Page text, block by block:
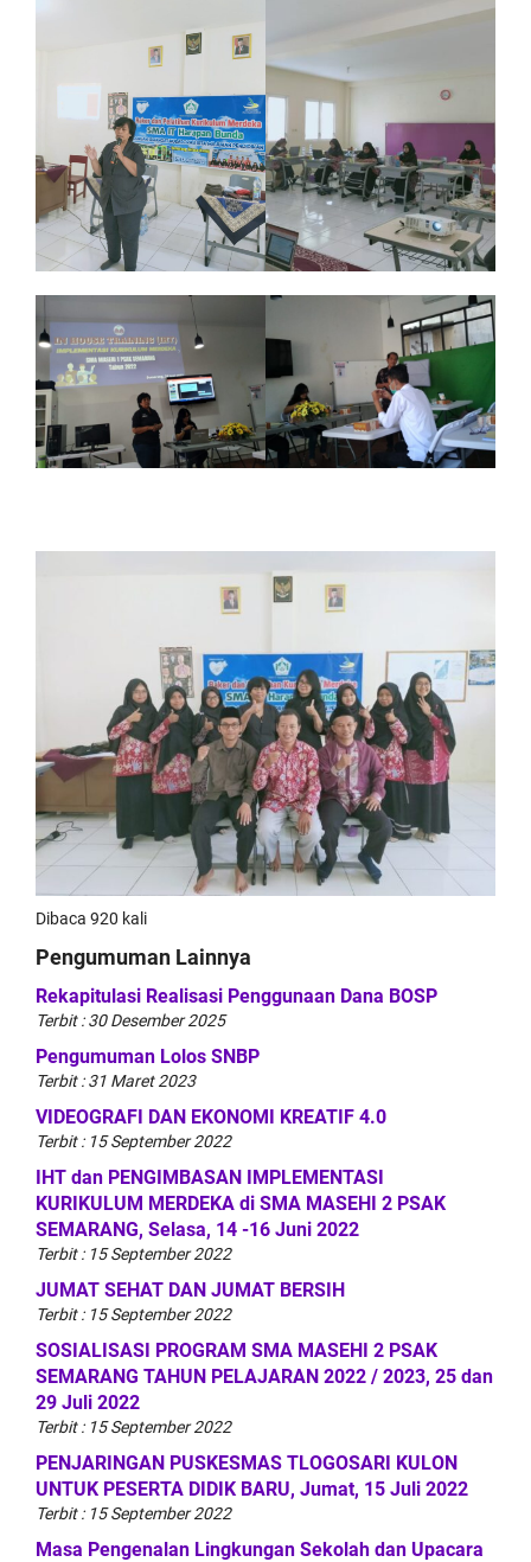
Dibaca 920 kali
Pengumuman Lainnya
Rekapitulasi Realisasi Penggunaan Dana BOSP
Terbit : 30 Desember 2025
Pengumuman Lolos SNBP
Terbit : 31 Maret 2023
VIDEOGRAFI DAN EKONOMI KREATIF 4.0
Terbit : 15 September 2022
IHT dan PENGIMBASAN IMPLEMENTASI
KURIKULUM MERDEKA di SMA MASEHI 2 PSAK
SEMARANG, Selasa, 14 -16 Juni 2022
Terbit : 15 September 2022
JUMAT SEHAT DAN JUMAT BERSIH
Terbit : 15 September 2022
SOSIALISASI PROGRAM SMA MASEHI 2 PSAK
SEMARANG TAHUN PELAJARAN 2022 / 2023, 25 dan
29 Juli 2022
Terbit : 15 September 2022
PENJARINGAN PUSKESMAS TLOGOSARI KULON
UNTUK PESERTA DIDIK BARU, Jumat, 15 Juli 2022
Terbit : 15 September 2022
Masa Pengenalan Lingkungan Sekolah dan Upacara